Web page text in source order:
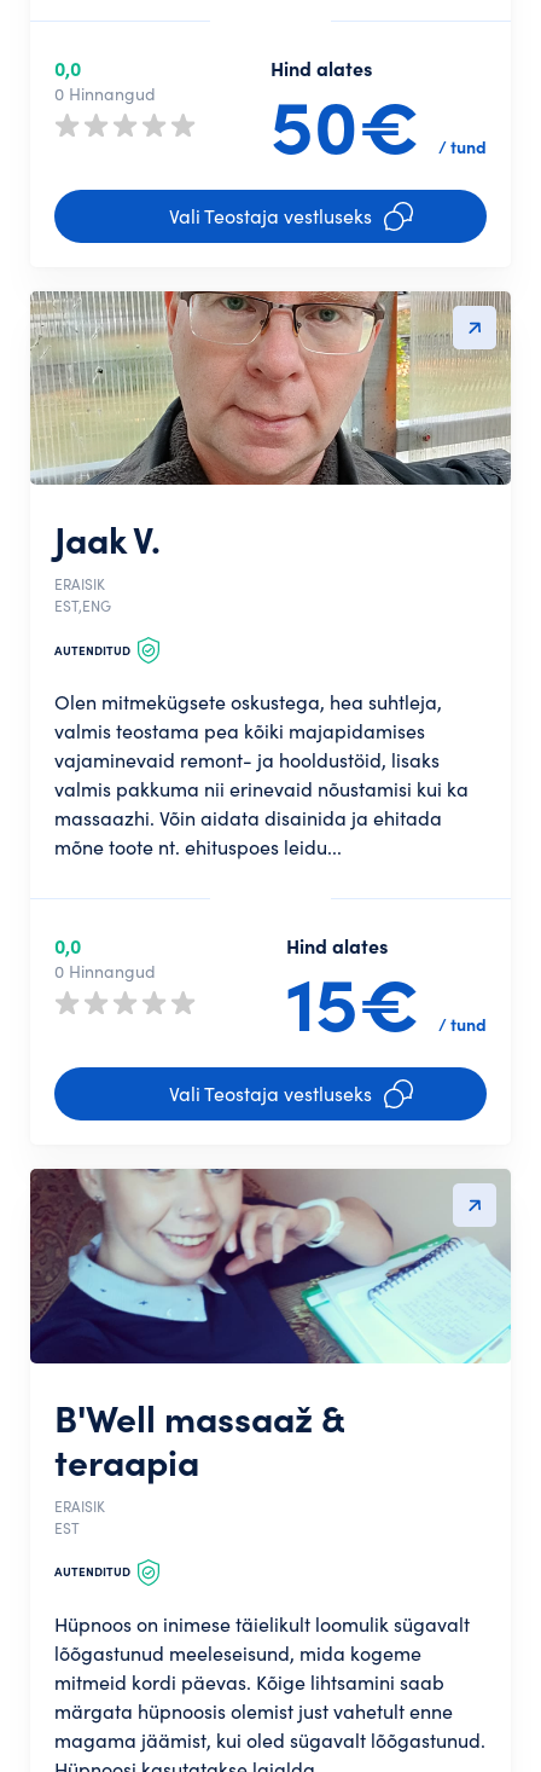
Vali Teostaja vestluseks
Hind alates
50€ / tund
0,0
0 Hinnangud
Jaak V.
ERAISIK
EST,ENG
AUTENDITUD
Olen mitmekügsete oskustega, hea suhtleja,
valmis teostama pea kõiki majapidamises
vajaminevaid remont- ja hooldustöid, lisaks
valmis pakkuma nii erinevaid nõustamisi kui ka
massaazhi. Võin aidata disainida ja ehitada
mõne toote nt. ehituspoes leidu...
Vali Teostaja vestluseks
Hind alates
15€ / tund
0,0
0 Hinnangud
B'Well massaaž &
teraapia
ERAISIK
EST
AUTENDITUD
Hüpnoos on inimese täielikult loomulik sügavalt
lõõgastunud meeleseisund, mida kogeme
mitmeid kordi päevas. Kõige lihtsamini saab
märgata hüpnoosis olemist just vahetult enne
magama jäämist, kui oled sügavalt lõõgastunud.